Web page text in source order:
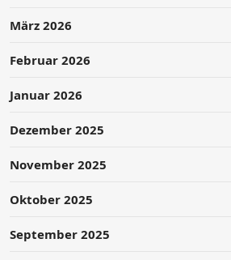
März 2026
Februar 2026
Januar 2026
Dezember 2025
November 2025
Oktober 2025
September 2025